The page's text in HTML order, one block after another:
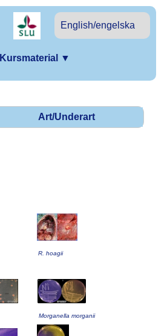
English/engelska
Kursmaterial ▼
Art/Underart
R. hoagii
Morganella morganii